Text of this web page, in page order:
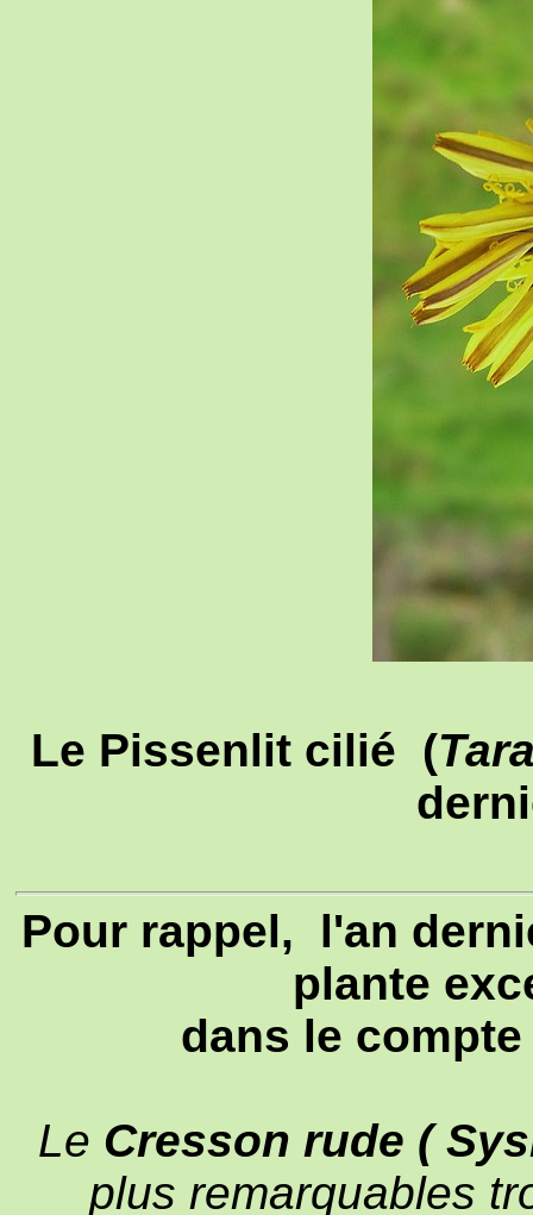
Le Pissenlit cilié (
Pour rappel, l'an
plante
dans le
Le Cresson rude (
plus remarquables